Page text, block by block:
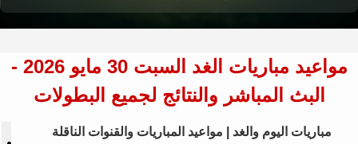
مواعيد مباريات الغد السبت 30 مايو 2026 -
البث المباشر والنتائج لجميع البطولات
مباريات اليوم والغد | مواعيد المباريات والقنوات الناقلة